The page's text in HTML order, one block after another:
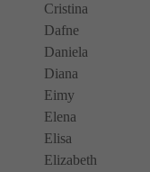
Cristina
Dafne
Daniela
Diana
Eimy
Elena
Elisa
Elizabeth